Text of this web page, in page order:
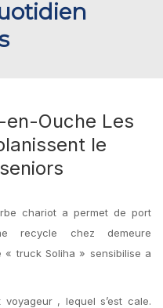
Ouche Les
le
chariot a permet de port
recycle chez demeure
« truck Soliha » sensibilise a
, lequel s’est cale.